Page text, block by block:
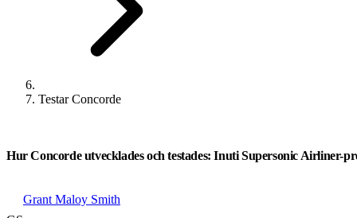
Testar Concorde
Hur Concorde utvecklades och testades: Inuti Supersonic Airliner-
Grant Maloy Smith